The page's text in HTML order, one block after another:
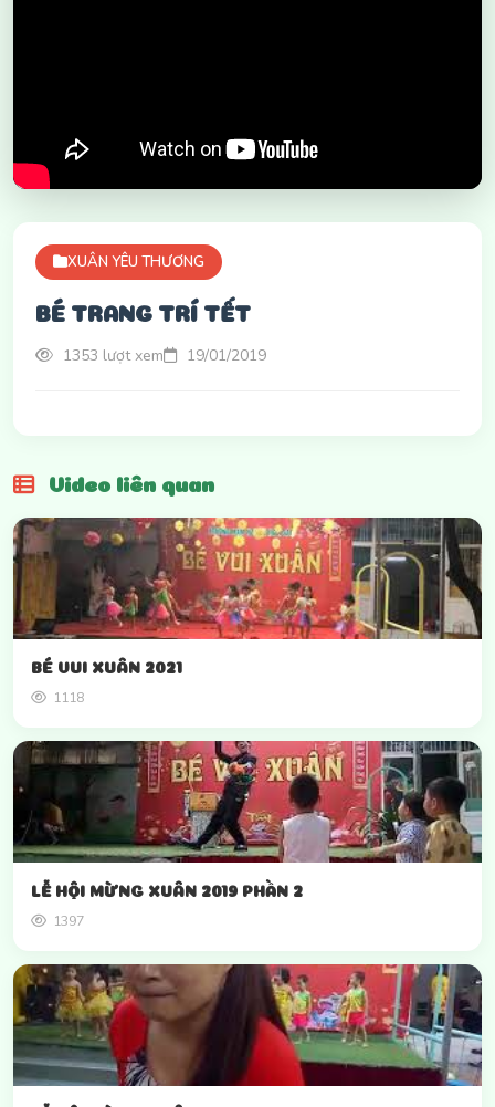
XUÂN YÊU THƯƠNG
BÉ TRANG TRÍ TẾT
1353 lượt xem 19/01/2019
Video liên quan
BÉ VUI XUÂN 2021
1118
LỄ HỘI MỪNG XUÂN 2019 PHẦN 2
1397